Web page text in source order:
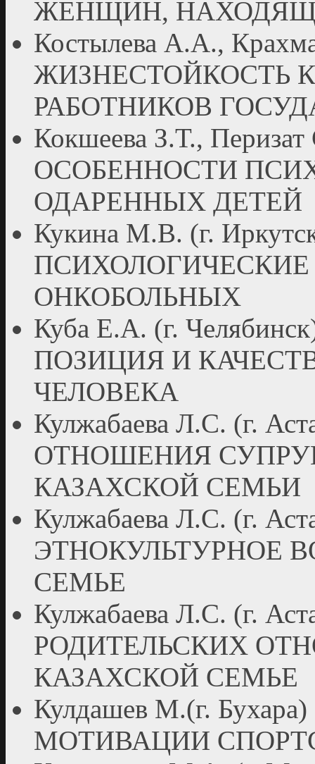
ЖЕНЩИН,
Костылева А.А.,
ЖИЗНЕСТОЙКОСТЬ
РАБОТНИКОВ
Кокшеева З.Т.,
ОСОБЕННОСТИ
ОДАРЕННЫХ ДЕТЕЙ
Кукина М.В. (г.
ОНКОБОЛЬНЫХ
Куба Е.А. (г.
ПОЗИЦИЯ И
ЧЕЛОВЕКА
Кулжабаева Л.С. (г.
ОТНОШЕНИЯ
КАЗАХСКОЙ СЕМЬИ
Кулжабаева Л.С. (г.
ЭТНОКУЛЬТУРНОЕ
СЕМЬЕ
Кулжабаева Л.С. (г.
РОДИТЕЛЬСКИХ
КАЗАХСКОЙ СЕМЬЕ
Кулдашев М.(г.
МОТИВАЦИИ